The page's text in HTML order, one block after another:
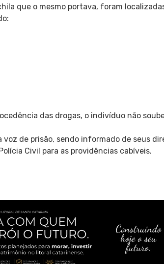
que o mesmo portava, foram
das drogas, o indivíduo não
de prisão, sendo informado de seus
Civil para as providências cabíveis.